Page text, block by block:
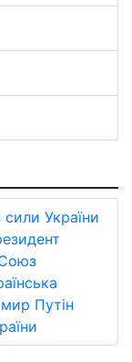
сили України
Путін